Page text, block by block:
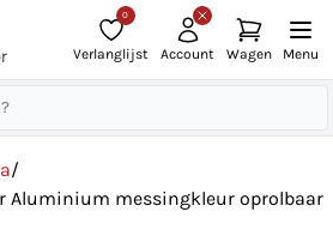
0
Verlanglijst Account Wagen Menu
/
Aluminium messingkleur oprolbaar